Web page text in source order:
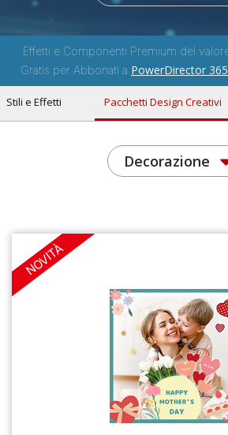
Effetti e Componenti Premium del
Gratis per Abbonati a PowerDirector 365
Stili e Effetti Pacchetti Design Creativi
Decorazione
NOVITÀ